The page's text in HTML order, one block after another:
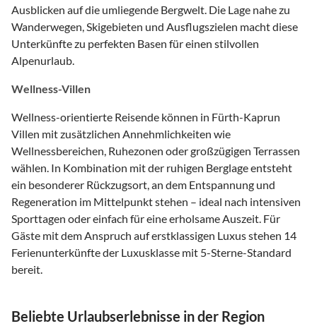
Ausblicken auf die umliegende Bergwelt. Die Lage nahe zu
Wanderwegen, Skigebieten und Ausflugszielen macht diese
Unterkünfte zu perfekten Basen für einen stilvollen
Alpenurlaub.
Wellness-Villen
Wellness-orientierte Reisende können in Fürth-Kaprun
Villen mit zusätzlichen Annehmlichkeiten wie
Wellnessbereichen, Ruhezonen oder großzügigen Terrassen
wählen. In Kombination mit der ruhigen Berglage entsteht
ein besonderer Rückzugsort, an dem Entspannung und
Regeneration im Mittelpunkt stehen – ideal nach intensiven
Sporttagen oder einfach für eine erholsame Auszeit. Für
Gäste mit dem Anspruch auf erstklassigen Luxus stehen 14
Ferienunterkünfte der Luxusklasse mit 5-Sterne-Standard
bereit.
Beliebte Urlaubserlebnisse in der Region